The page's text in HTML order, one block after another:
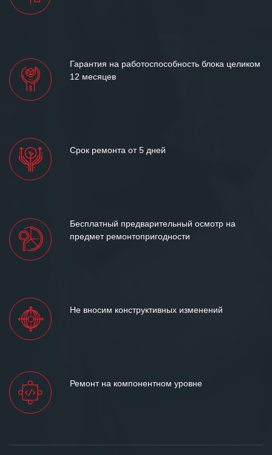
Гарантия на работоспособность блока целиком
12 месяцев
Срок ремонта от 5 дней
Бесплатный предварительный осмотр на
предмет ремонтопригодности
Не вносим конструктивных изменений
Ремонт на компонентном уровне